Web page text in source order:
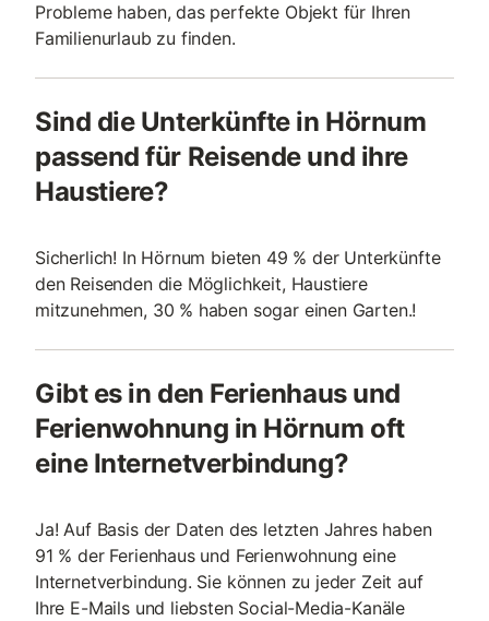
Probleme haben, das perfekte Objekt für Ihren
Familienurlaub zu finden.
Sind die Unterkünfte in Hörnum
passend für Reisende und ihre
Haustiere?
Sicherlich! In Hörnum bieten 49 % der Unterkünfte
den Reisenden die Möglichkeit, Haustiere
mitzunehmen, 30 % haben sogar einen Garten.!
Gibt es in den Ferienhaus und
Ferienwohnung in Hörnum oft
eine Internetverbindung?
Ja! Auf Basis der Daten des letzten Jahres haben
91 % der Ferienhaus und Ferienwohnung eine
Internetverbindung. Sie können zu jeder Zeit auf
Ihre E-Mails und liebsten Social-Media-Kanäle